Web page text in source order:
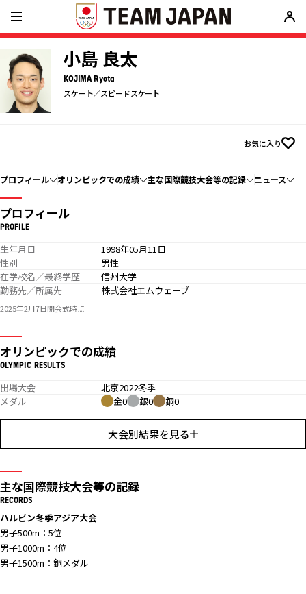
小島 良太
KOJIMA Ryota
スケート／スピードスケート
お気に入り
プロフィール オリンピックでの成績 主な国際競技大会等の記録 ニュース
プロフィール
PROFILE
生年月日
1998年05月11日
性別
男性
在学校名／最終学歴
信州大学
勤務先／所属先
株式会社エムウェーブ
2025年2月7日開会式時点
オリンピックでの成績
OLYMPIC RESULTS
出場大会
北京2022冬季
メダル
金0 銀0 銅0
大会別結果を見る
主な国際競技大会等の記録
RECORDS
ハルビン冬季アジア大会
男子500m：5位
男子1000m：4位
男子1500m：銅メダル